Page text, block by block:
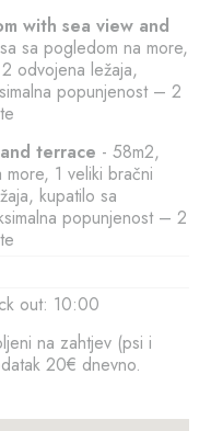
with sea view and
sa pogledom na more,
odvojena ležaja,
popunjenost – 2
terrace - 58m2,
1 veliki bračni
kupatilo sa
popunjenost – 2
out: 10:00
na zahtjev (psi i
20€ dnevno.